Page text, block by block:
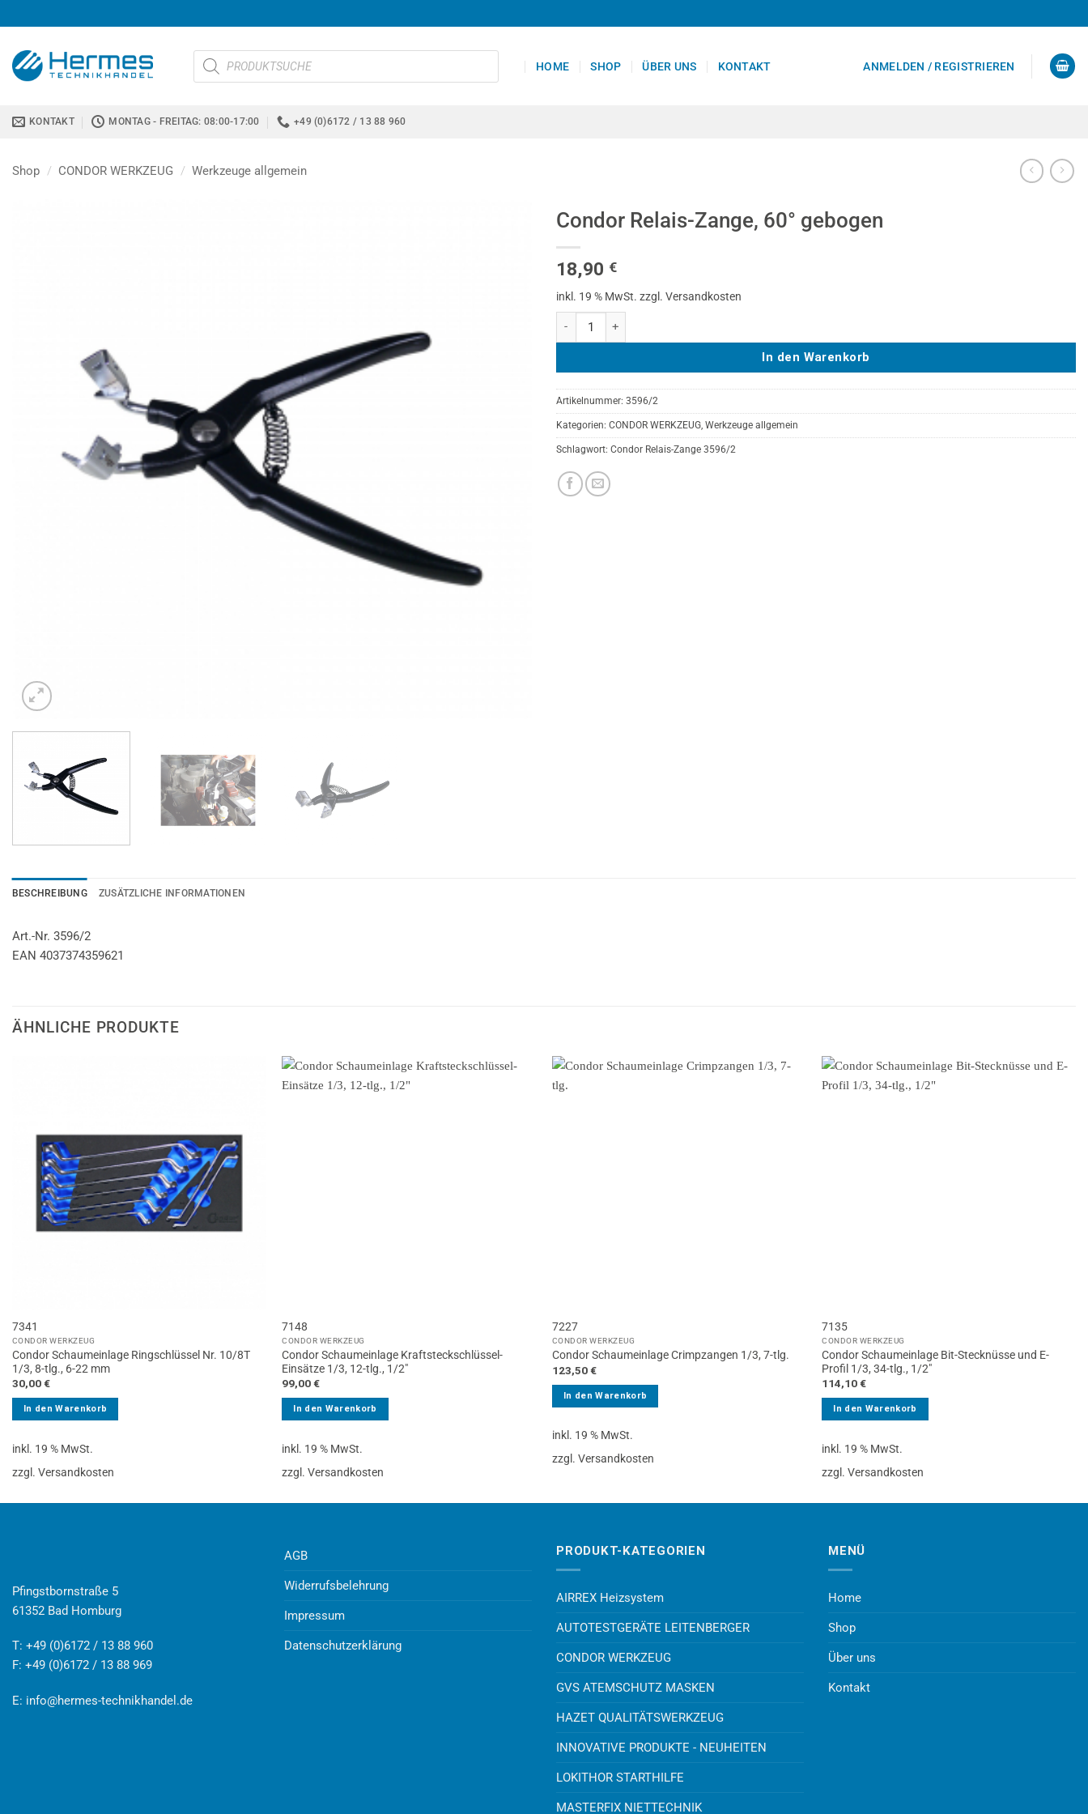
Inhalt
springen
Products
search
HOME SHOP ÜBER UNS KONTAKT ANMELDEN / REGISTRIEREN
KONTAKT MONTAG - FREITAG: 08:00-17:00 +49 (0)6172 / 13 88 960
Shop / CONDOR WERKZEUG / Werkzeuge allgemein
Condor Relais-Zange, 60° gebogen
18,90 €
inkl. 19 % MwSt. zzgl. Versandkosten
In den Warenkorb
Artikelnummer: 3596/2
Kategorien: CONDOR WERKZEUG Werkzeuge allgemein
Schlagwort: Condor Relais-Zange 3596/2
BESCHREIBUNG ZUSÄTZLICHE INFORMATIONEN
Art.-Nr. 3596/2
EAN 4037374359621
ÄHNLICHE PRODUKTE
7341
CONDOR WERKZEUG
Condor Schaumeinlage Ringschlüssel Nr. 10/8T
1/3, 8-tlg., 6-22 mm
30,00€
In den Warenkorb
inkl. 19 % MwSt.
zzgl. Versandkosten
7148
CONDOR WERKZEUG
Condor Schaumeinlage Kraftsteckschlüssel-
Einsätze 1/3, 12-tlg., 1/2″
99,00€
In den Warenkorb
inkl. 19 % MwSt.
zzgl. Versandkosten
7227
CONDOR WERKZEUG
Condor Schaumeinlage Crimpzangen 1/3, 7-tlg.
123,50€
In den Warenkorb
inkl. 19 % MwSt.
zzgl. Versandkosten
7135
CONDOR WERKZEUG
Condor Schaumeinlage Bit-Stecknüsse und E-
Profil 1/3, 34-tlg., 1/2″
114,10€
In den Warenkorb
inkl. 19 % MwSt.
zzgl. Versandkosten
Pfingstbornstraße 5
61352 Bad Homburg
T: +49 (0)6172 / 13 88 960
F: +49 (0)6172 / 13 88 969
E: info@hermes-technikhandel.de
AGB
Widerrufsbelehrung
Impressum
Datenschutzerklärung
PRODUKT-KATEGORIEN
AIRREX Heizsystem
AUTOTESTGERÄTE LEITENBERGER
CONDOR WERKZEUG
GVS ATEMSCHUTZ MASKEN
HAZET QUALITÄTSWERKZEUG
INNOVATIVE PRODUKTE - NEUHEITEN
LOKITHOR STARTHILFE
MASTERFIX NIETTECHNIK
MENÜ
Home
Shop
Über uns
Kontakt